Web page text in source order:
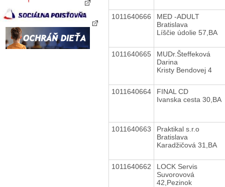
1011640666
MED -ADULT
Bratislava
Líščie údolie 57,BA
1011640665
MUDr.Šteffeková
Darina
Kristy Bendovej 4
1011640664
FINAL CD
Ivanska cesta 30,BA
1011640663
Praktikal s.r.o
Bratislava
Karadžičová 31,BA
1011640662
LOCK Servis
Suvorovová
42,Pezinok